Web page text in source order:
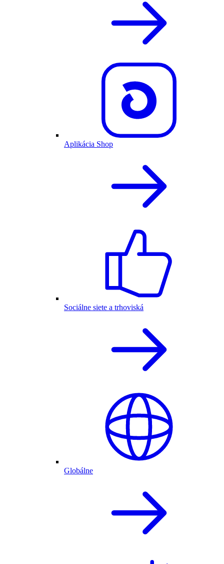
Aplikácia Shop
Sociálne siete a trhoviská
Globálne